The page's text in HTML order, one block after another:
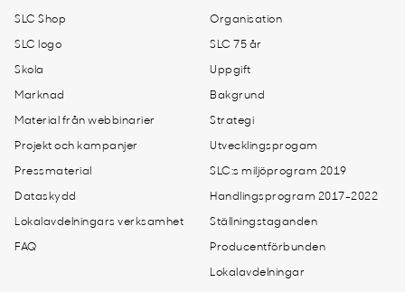
SLC Shop
SLC logo
Skola
Marknad
Material från webbinarier
Projekt och kampanjer
Pressmaterial
Dataskydd
Lokalavdelningars verksamhet
FAQ
Organisation
SLC 75 år
Uppgift
Bakgrund
Strategi
Utvecklingsprogam
SLC:s miljöprogram 2019
Handlingsprogram 2017-2022
Ställningstaganden
Producentförbunden
Lokalavdelningar